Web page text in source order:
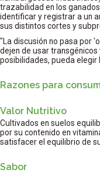
trazabilidad en los
identificar y registrar a un
sus distintos cortes y
"La discusión no pasa por
dejen de usar
posibilidades, pueda elegir
Razones para
Valor Nutritivo
Cultivados en suelos
por su contenido en
satisfacer el equilibrio de
Sabor